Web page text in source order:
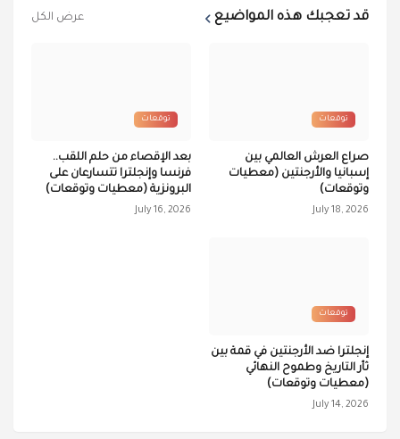
قد تعجبك هذه المواضيع عرض الكل
توقعات
صراع العرش العالمي بين
إسبانيا والأرجنتين (معطيات
وتوقعات)
July 18, 2026
توقعات
بعد الإقصاء من حلم اللقب..
فرنسا وإنجلترا تتسارعان على
البرونزية (معطيات وتوقعات)
July 16, 2026
توقعات
إنجلترا ضد الأرجنتين في قمة بين
ثأر التاريخ وطموح النهائي
(معطيات وتوقعات)
July 14, 2026